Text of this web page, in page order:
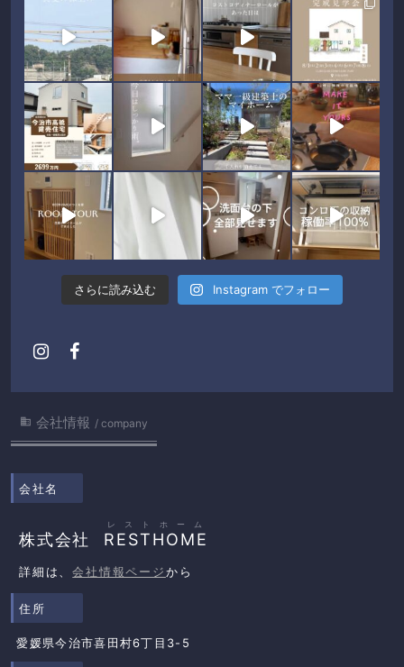
さらに読み込む Instagram でフォロー
 会社情報 company
会社名
株式会社 RESTHOME
レストホーム
詳細は、会社情報ページから
住所
愛媛県今治市喜田村6丁目3-5